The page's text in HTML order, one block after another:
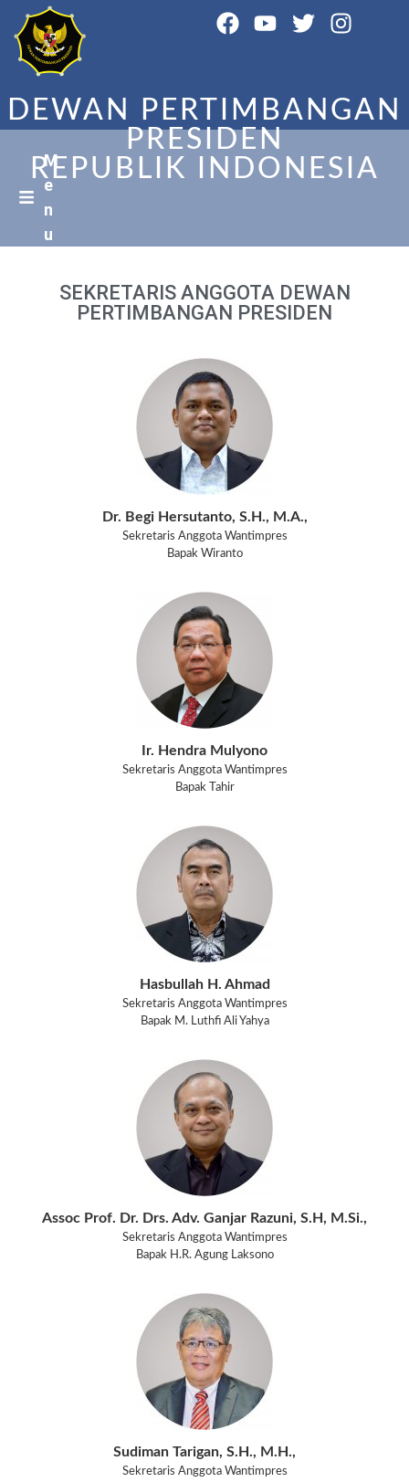
DEWAN PERTIMBANGAN
PRESIDEN
REPUBLIK INDONESIA
M
e
n
u
SEKRETARIS ANGGOTA DEWAN
PERTIMBANGAN PRESIDEN
Dr. Begi Hersutanto, S.H., M.A.,
Sekretaris Anggota Wantimpres
Bapak Wiranto
Ir. Hendra Mulyono
Sekretaris Anggota Wantimpres
Bapak Tahir
Hasbullah H. Ahmad
Sekretaris Anggota Wantimpres
Bapak M. Luthfi Ali Yahya
Assoc Prof. Dr. Drs. Adv. Ganjar Razuni, S.H, M.Si.,
Sekretaris Anggota Wantimpres
Bapak H.R. Agung Laksono
Sudiman Tarigan, S.H., M.H.,
Sekretaris Anggota Wantimpres